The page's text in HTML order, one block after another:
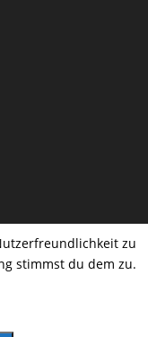
zu
stimmst du dem zu.